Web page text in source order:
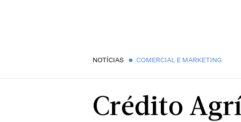
NOTÍCIAS COMERCIAL E MARKETING
Crédito